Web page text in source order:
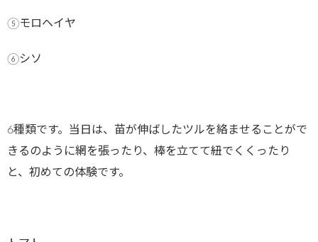
⑤モロヘイヤ
⑥シソ
6種類です。当日は、苗が伸ばしたツルを絡ませることがで
きるのように網を張ったり、棒を立てて紐でくくったり
と、初めての体験です。